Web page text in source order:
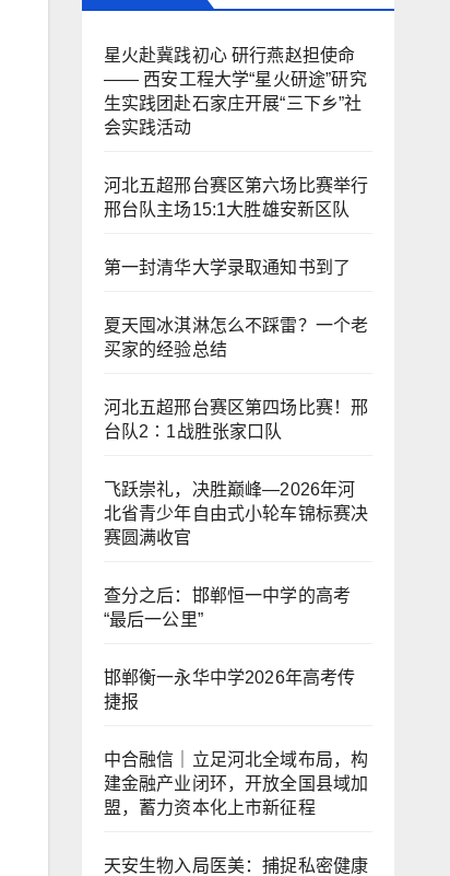
星火赴冀践初心 研行燕赵担使命
—— 西安工程大学“星火研途”研究
生实践团赴石家庄开展“三下乡”社
会实践活动
河北五超邢台赛区第六场比赛举行
邢台队主场15:1大胜雄安新区队
第一封清华大学录取通知书到了
夏天囤冰淇淋怎么不踩雷？一个老
买家的经验总结
河北五超邢台赛区第四场比赛！邢
台队2∶1战胜张家口队
飞跃崇礼，决胜巅峰—2026年河
北省青少年自由式小轮车锦标赛决
赛圆满收官
查分之后：邯郸恒一中学的高考
“最后一公里”
邯郸衡一永华中学2026年高考传
捷报
中合融信｜立足河北全域布局，构
建金融产业闭环，开放全国县域加
盟，蓄力资本化上市新征程
天安生物入局医美：捕捉私密健康